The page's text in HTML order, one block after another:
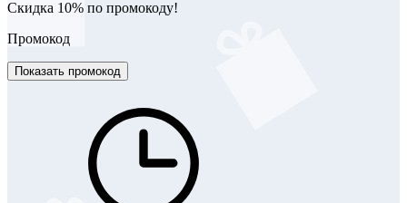
Скидка 10% по промокоду!
Промокод
Показать промокод